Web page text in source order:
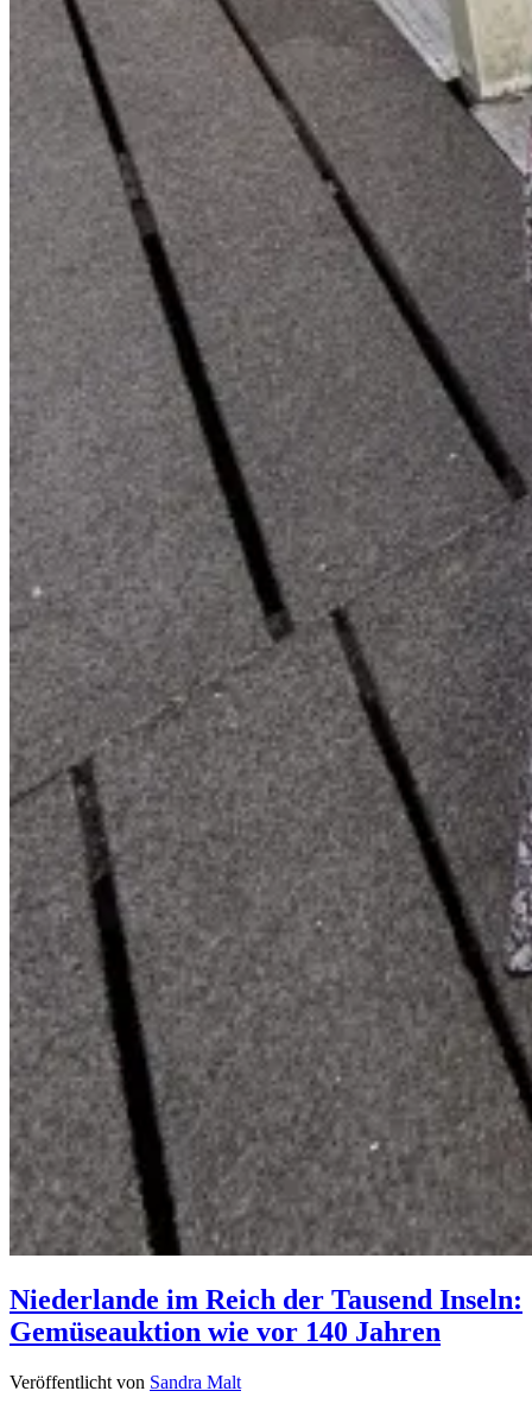
Niederlande im Reich der Tausend Inseln:
Gemüseauktion wie vor 140 Jahren
Veröffentlicht von Sandra Malt